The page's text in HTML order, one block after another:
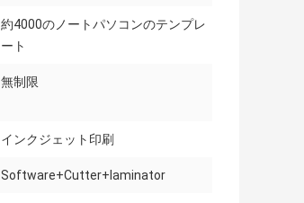
約4000のノートパソコンのテンプレ
ート
無制限
インクジェット印刷
Software+Cutter+laminator